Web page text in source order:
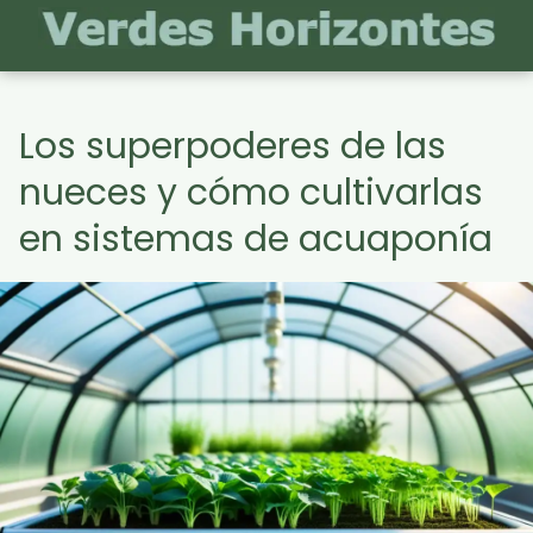
Los superpoderes de las
nueces y cómo cultivarlas
en sistemas de acuaponía